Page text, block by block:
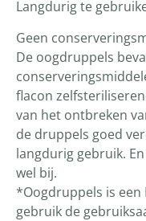
Langdurig te
Geen
De oogdruppels
flacon
van het ontbreken
de druppels goed
langdurig gebruik.
wel bij.
*Oogdruppels is
gebruik de